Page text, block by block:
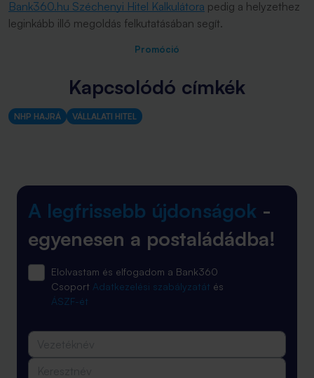
Bank360.hu Széchenyi Hitel Kalkulátora pedig a helyzethez
leginkább illő megoldás felkutatásában segít.
Promóció
Kapcsolódó címkék
NHP HAJRÁ VÁLLALATI HITEL
A legfrissebb újdonságok -
egyenesen a postaládádba!
Elolvastam és elfogadom a Bank360
Csoport Adatkezelési szabályzatát és
ÁSZF-ét